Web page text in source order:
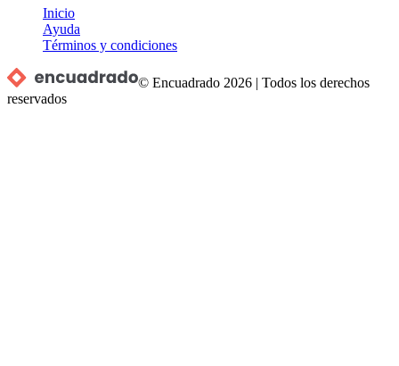
Inicio
Ayuda
Términos y condiciones
© Encuadrado 2026 |Todos los derechos
reservados